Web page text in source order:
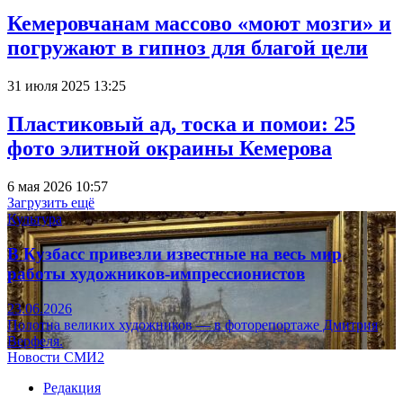
Кемеровчанам массово «моют мозги» и
погружают в гипноз для благой цели
31 июля 2025 13:25
Пластиковый ад, тоска и помои: 25
фото элитной окраины Кемерова
6 мая 2026 10:57
Загрузить ещё
Культура
В Кузбасс привезли известные на весь мир
работы художников-импрессионистов
23.06.2026
Полотна великих художников — в фоторепортаже Дмитрия
Верфеля.
Новости СМИ2
Редакция